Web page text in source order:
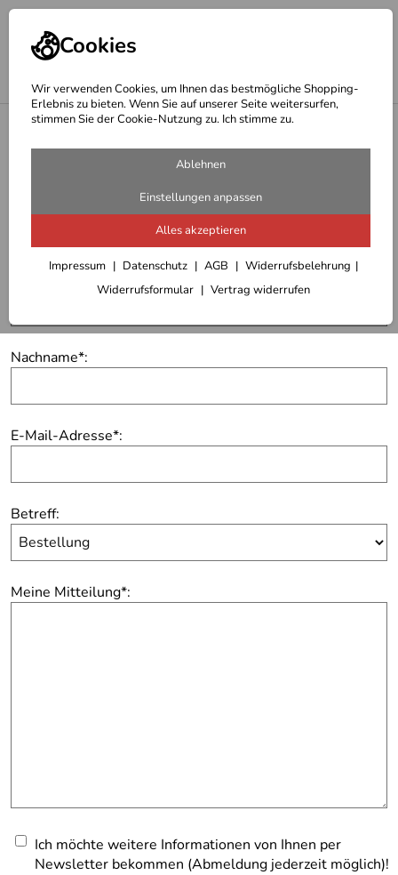
Cookies
Wir verwenden Cookies, um Ihnen das bestmögliche Shopping-
Erlebnis zu bieten. Wenn Sie auf unserer Seite weitersurfen,
stimmen Sie der Cookie-Nutzung zu. Ich stimme zu.
Ablehnen
Einstellungen anpassen
Alles akzeptieren
Impressum Datenschutz AGB
Widerrufsbelehrung
Widerrufsformular
Vertrag widerrufen
Startseite
Nutzen Sie das untenstehende Kontaktformular, um uns
Ihr Anliegen mitzuteilen. Sollten Sie Fragen zu Ihrer
Bestellung haben, geben Sie bitte Ihre Bestellnummer an.
Nachname*:
E-Mail-Adresse*:
Betreff:
Meine Mitteilung*:
Ich möchte weitere Informationen von Ihnen per
Newsletter bekommen (Abmeldung jederzeit möglich)!